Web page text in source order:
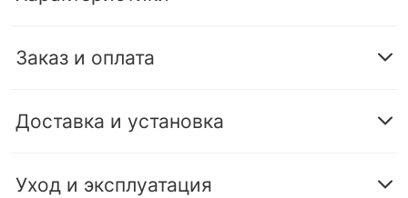
Заказ и оплата
Доставка и установка
Уход и эксплуатация